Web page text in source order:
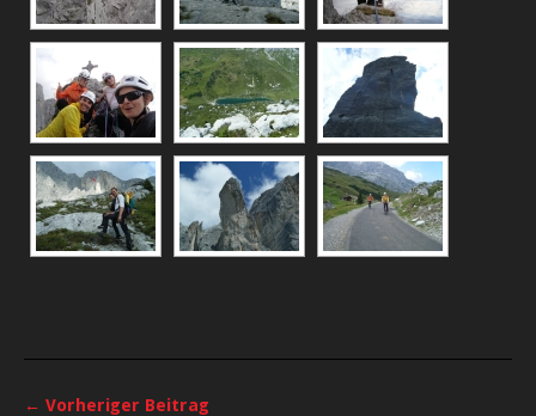
← Vorheriger Beitrag